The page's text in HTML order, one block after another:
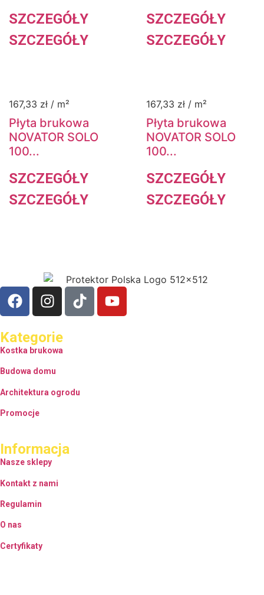
SZCZEGÓŁY
SZCZEGÓŁY
SZCZEGÓŁY
SZCZEGÓŁY
167,33 zł / m²
Płyta brukowa
NOVATOR SOLO
100...
SZCZEGÓŁY
SZCZEGÓŁY
167,33 zł / m²
Płyta brukowa
NOVATOR SOLO
100...
SZCZEGÓŁY
SZCZEGÓŁY
Kategorie
Kostka brukowa
Budowa domu
Architektura ogrodu
Promocje
Informacja
Nasze sklepy
Kontakt z nami
Regulamin
O nas
Certyfikaty